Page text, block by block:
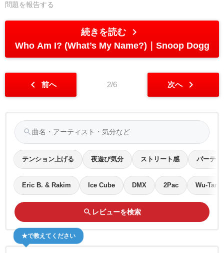
問題を報告する
続きを読む chevron_right
Who Am I? (What’s My Name?) Snoop Dogg
chevron_left 前へ 2/6 次へ chevron_right
search
テンション上げる 夜遊び気分 ストリート感 パーティ
Eric B. & Rakim Ice Cube DMX 2Pac Wu-
search レビューを検索
★で教えてください